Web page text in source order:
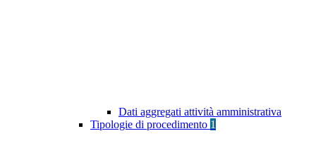
Dati aggregati attività amministrativa
Tipologie di procedimento 1